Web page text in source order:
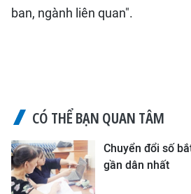
ban, ngành liên quan".
CÓ THỂ BẠN QUAN TÂM
Chuyển đổi số
gần dân nhất